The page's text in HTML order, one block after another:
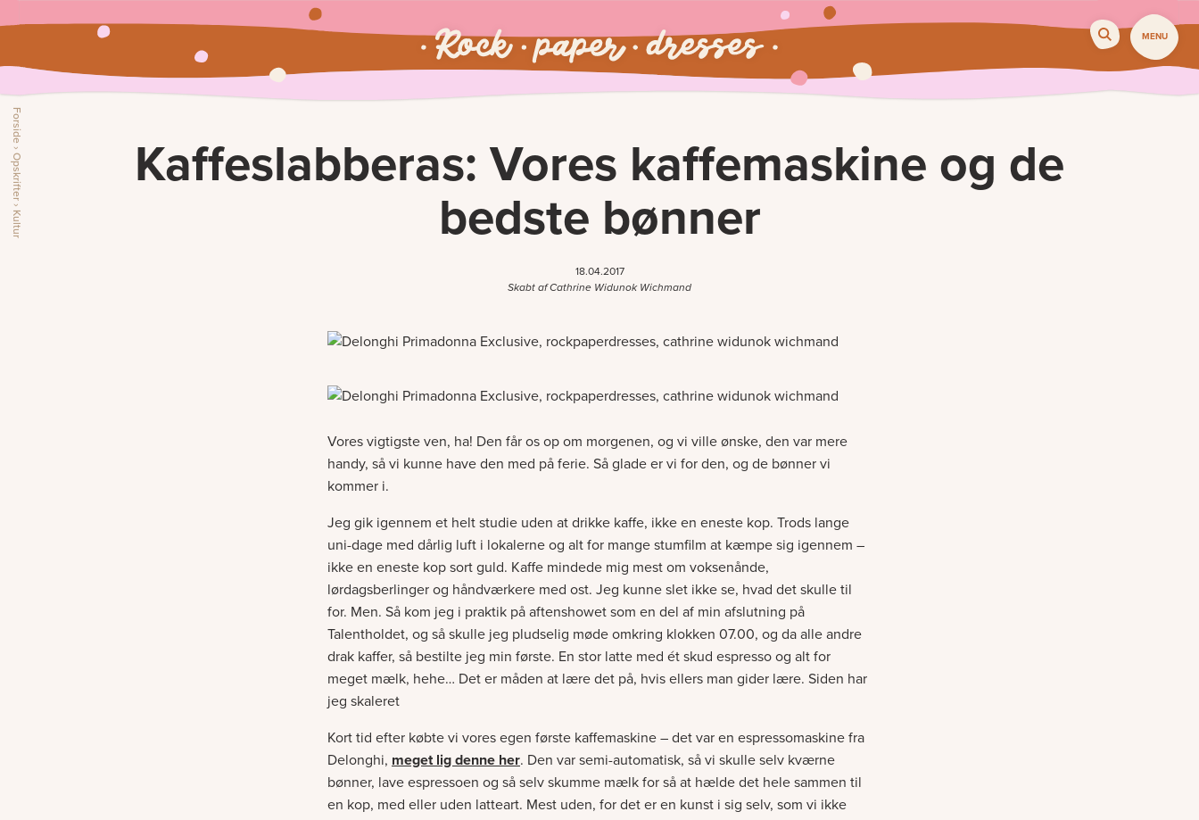
MENU
Forside
›
Opskrifter
›
Kultur
Kaffeslabberas: Vores kaffemaskine og de
bedste bønner
18.04.2017
Skabt af Cathrine Widunok Wichmand
Vores vigtigste ven, ha! Den får os op om morgenen, og vi ville ønske, den var mere
handy, så vi kunne have den med på ferie. Så glade er vi for den, og de bønner vi
kommer i.
Jeg gik igennem et helt studie uden at drikke kaffe, ikke en eneste kop. Trods lange
uni-dage med dårlig luft i lokalerne og alt for mange stumfilm at kæmpe sig igennem –
ikke en eneste kop sort guld. Kaffe mindede mig mest om voksenånde,
lørdagsberlinger og håndværkere med ost. Jeg kunne slet ikke se, hvad det skulle til
for. Men. Så kom jeg i praktik på aftenshowet som en del af min afslutning på
Talentholdet, og så skulle jeg pludselig møde omkring klokken 07.00, og da alle andre
drak kaffer, så bestilte jeg min første. En stor latte med ét skud espresso og alt for
meget mælk, hehe… Det er måden at lære det på, hvis ellers man gider lære. Siden har
jeg skaleret
Kort tid efter købte vi vores egen første kaffemaskine – det var en espressomaskine fra
Delonghi, meget lig denne her. Den var semi-automatisk, så vi skulle selv kværne
bønner, lave espressoen og så selv skumme mælk for så at hælde det hele sammen til
en kop, med eller uden latteart. Mest uden, for det er en kunst i sig selv, som vi ikke